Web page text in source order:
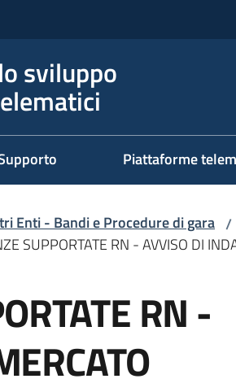
sviluppo
Piattaforme
Enti - Bandi e Procedure di gara /
SUPPORTATE RN - AVVISO DI
RN -